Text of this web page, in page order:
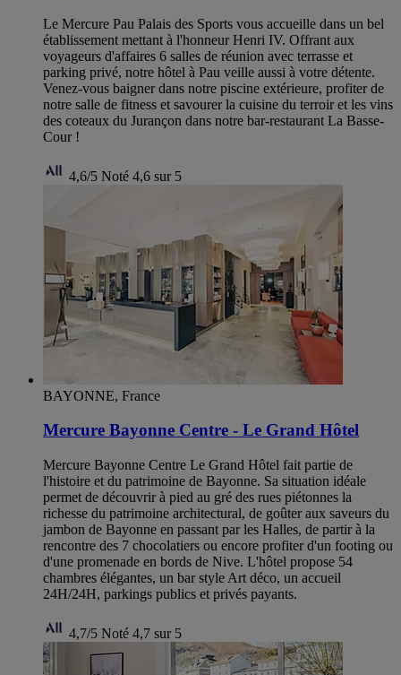
Le Mercure Pau Palais des Sports vous accueille dans un bel
établissement mettant à l'honneur Henri IV. Offrant aux
voyageurs d'affaires 6 salles de réunion avec terrasse et
parking privé, notre hôtel à Pau veille aussi à votre détente.
Venez-vous baigner dans notre piscine extérieure, profiter de
notre salle de fitness et savourer la cuisine du terroir et les vins
des coteaux du Jurançon dans notre bar-restaurant La Basse-
Cour !
4,6/5 Noté 4,6 sur 5
BAYONNE, France
Mercure Bayonne Centre - Le Grand Hôtel
Mercure Bayonne Centre Le Grand Hôtel fait partie de
l'histoire et du patrimoine de Bayonne. Sa situation idéale
permet de découvrir à pied au gré des rues piétonnes la
richesse du patrimoine architectural, de goûter aux saveurs du
jambon de Bayonne en passant par les Halles, de partir à la
rencontre des 7 chocolatiers ou encore profiter d'un footing ou
d'une promenade en bords de Nive. L'hôtel propose 54
chambres élégantes, un bar style Art déco, un accueil
24H/24H, parkings publics et privés payants.
4,7/5 Noté 4,7 sur 5